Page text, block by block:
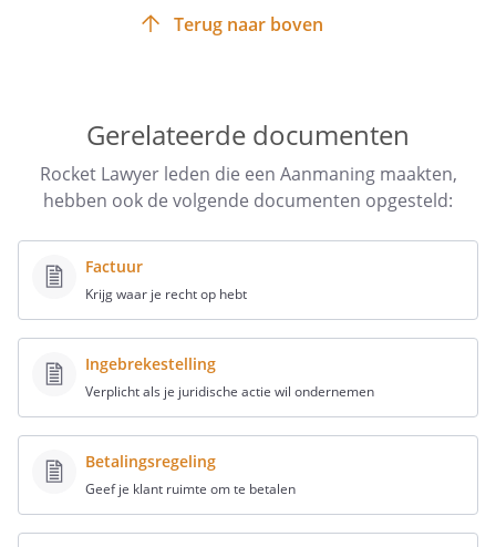
de termijn waarbinnen je klant het (totaal)bedrag
eventueel de aankondiging dat je incassokosten en
rente in rekening gaat brengen als je klant niet betaalt
de hoogte van eventuele incassokosten als het om een
eventueel de mededeling dat je verdere juridische
stappen neemt als je klant niet betaalt
eventueel de mededeling dat je de Aanmaningsbrief
ook aangetekend en/of per e-mail verstuurt
Terug naar boven
Gerelateerde documenten
Rocket Lawyer leden die een Aanmaning maakten,
hebben ook de volgende documenten opgesteld:
Factuur
Krijg waar je recht op hebt
Ingebrekestelling
Verplicht als je juridische actie wil ondernemen
Betalingsregeling
Geef je klant ruimte om te betalen